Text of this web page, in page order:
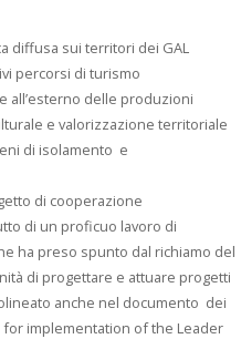
diffusa sui territori dei GAL
percorsi di turismo
all’esterno delle produzioni
e valorizzazione territoriale
di isolamento e
di cooperazione
di un proficuo lavoro di
ha preso spunto dal richiamo del
di progettare e attuare progetti
anche nel documento dei
for implementation of the Leader